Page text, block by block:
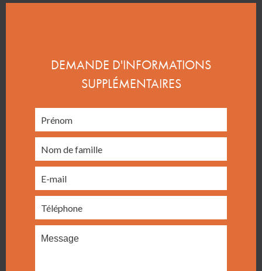
DEMANDE D'INFORMATIONS
SUPPLÉMENTAIRES